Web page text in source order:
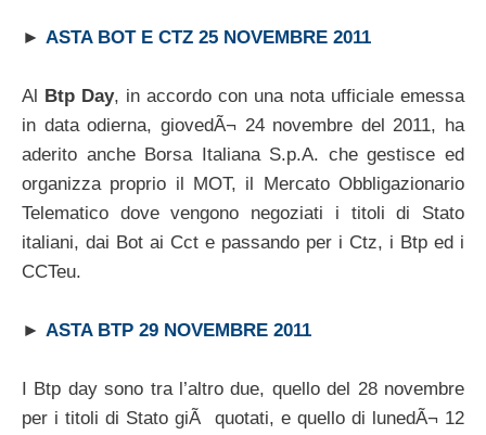
► ASTA BOT E CTZ 25 NOVEMBRE 2011
Al Btp Day, in accordo con una nota ufficiale emessa
in data odierna, giovedÃ¬ 24 novembre del 2011, ha
aderito anche Borsa Italiana S.p.A. che gestisce ed
organizza proprio il MOT, il Mercato Obbligazionario
Telematico dove vengono negoziati i titoli di Stato
italiani, dai Bot ai Cct e passando per i Ctz, i Btp ed i
CCTeu.
► ASTA BTP 29 NOVEMBRE 2011
I Btp day sono tra l’altro due, quello del 28 novembre
per i titoli di Stato giÃ quotati, e quello di lunedÃ¬ 12